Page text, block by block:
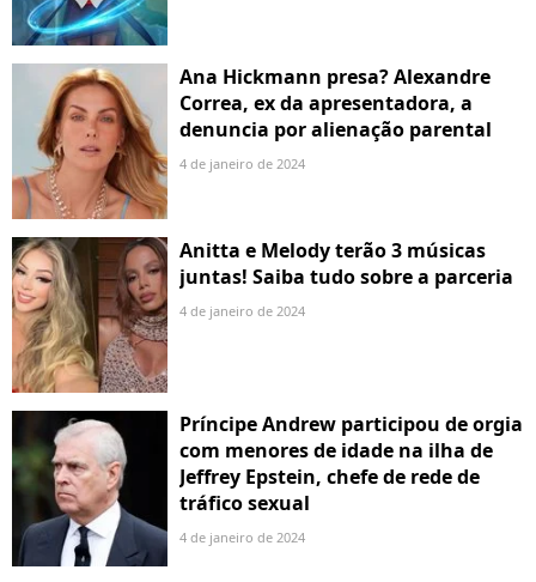
Ana Hickmann presa? Alexandre
Correa, ex da apresentadora, a
denuncia por alienação parental
4 de janeiro de 2024
Anitta e Melody terão 3 músicas
juntas! Saiba tudo sobre a parceria
4 de janeiro de 2024
Príncipe Andrew participou de orgia
com menores de idade na ilha de
Jeffrey Epstein, chefe de rede de
tráfico sexual
4 de janeiro de 2024